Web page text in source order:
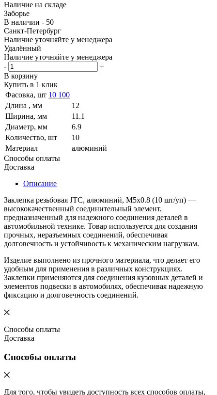
Наличие на складе
Заборье
В наличии - 50
Санкт-Петербург
Наличие уточняйте у менеджера
Удалённый
Наличие уточняйте у менеджера
-
+
В корзину
Купить в 1 клик
Фасовка, шт 10 100
Длина , мм
12
Ширина, мм
11.1
Диаметр, мм
6.9
Количество, шт
10
Материал
алюминий
Способы оплаты
Доставка
Описание
Заклепка резьбовая JTC, алюминий, M5х0.8 (10 шт/уп) —
высококачественный соединительный элемент,
предназначенный для надежного соединения деталей в
автомобильной технике. Товар используется для создания
прочных, неразъемных соединений, обеспечивая
долговечность и устойчивость к механическим нагрузкам.
Изделие выполнено из прочного материала, что делает его
удобным для применения в различных конструкциях.
Заклепки применяются для соединения кузовных деталей и
элементов подвески в автомобилях, обеспечивая надежную
фиксацию и долговечность соединений.
Способы оплаты
Доставка
Способы оплаты
Для того, чтобы увидеть доступность всех способов оплаты,